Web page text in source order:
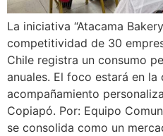
La iniciativa “Atacama
competitividad de 30
Chile registra un consumo
anuales. El foco estará en
acompañamiento
Copiapó. Por: Equipo
se consolida como un